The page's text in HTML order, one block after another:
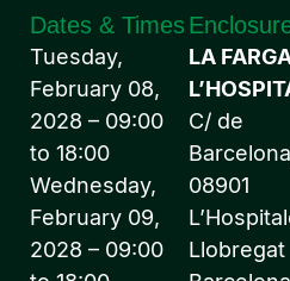
Dates & Times
Tuesday,
February 08,
2028 – 09:00
to 18:00
Wednesday,
February 09,
2028 – 09:00
LA
C/ de
08901
Llobregat